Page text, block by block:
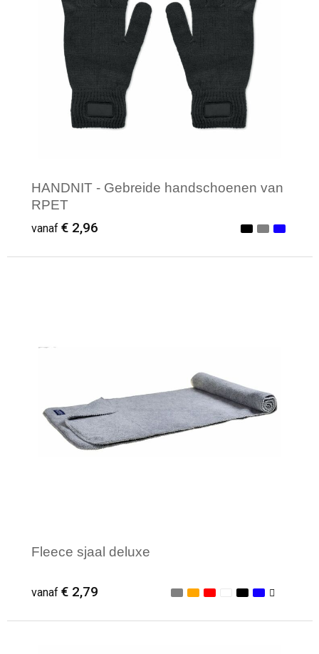
HANDNIT - Gebreide handschoenen van
RPET
vanaf € 2,96
Fleece sjaal deluxe
vanaf € 2,79